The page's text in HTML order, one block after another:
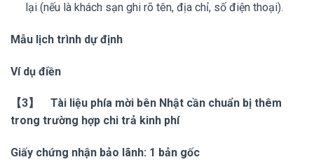
lại (nếu là khách sạn ghi rõ tên, địa chỉ, số điện thoại).
Mẫu lịch trình dự định
Ví dụ điền
【3】 Tài liệu phía mời bên Nhật cần chuẩn bị thêm
trong trường hợp chi trả kinh phí
Giấy chứng nhận bảo lãnh: 1 bản gốc